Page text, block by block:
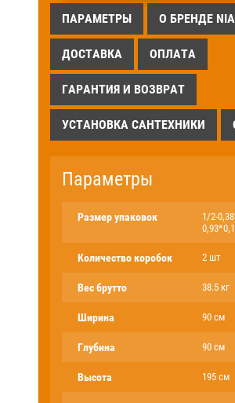
ПАРАМЕТРЫ О БРЕНДЕ
ДОСТАВКА ОПЛАТА
ГАРАНТИЯ И ВОЗВРАТ
УСТАНОВКА САНТЕХНИКИ
Параметры
Размер упаковок
1/2-
Количество коробок 2 шт
Вес брутто 38.5 кг
Ширина 90 см
Глубина 90 см
Высота 195 см